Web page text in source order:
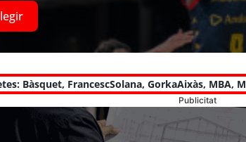
Bàsquet, FrancescSolana, GorkaAixàs, MBA,
Publicitat